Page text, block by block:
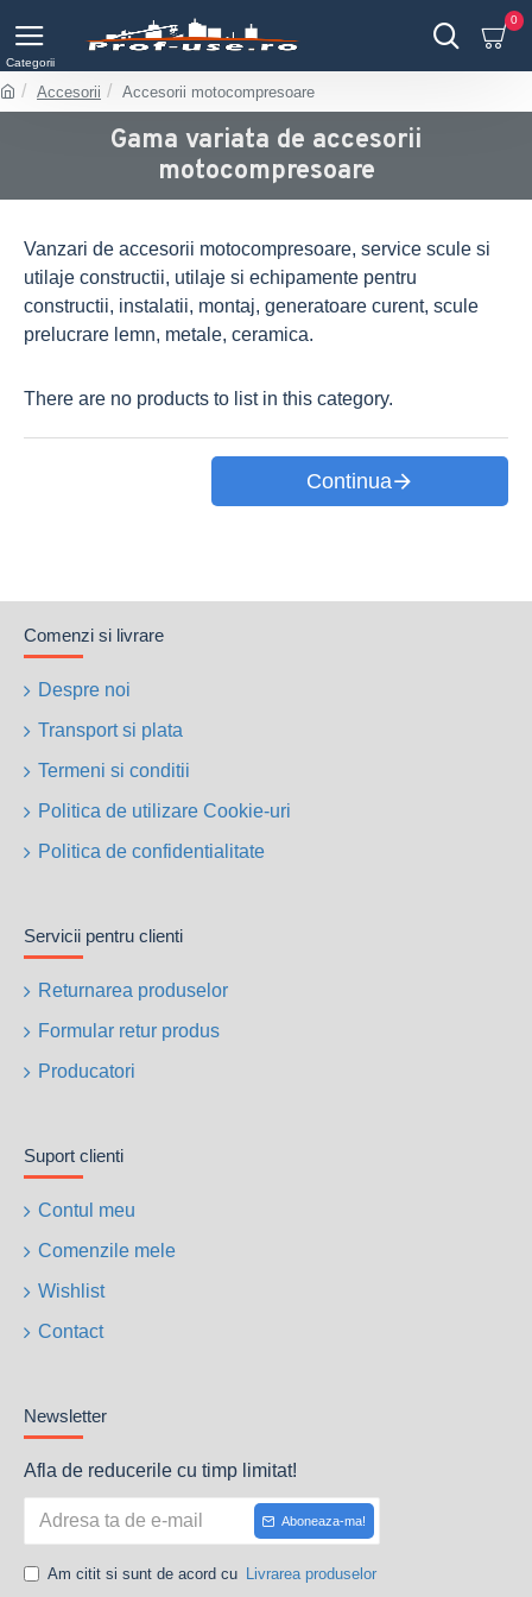
0
Accesorii Accesorii motocompresoare
Gama variata de accesorii
motocompresoare
Vanzari de accesorii motocompresoare, service scule si
utilaje constructii, utilaje si echipamente pentru
constructii, instalatii, montaj, generatoare curent, scule
prelucrare lemn, metale, ceramica.
There are no products to list in this category.
Continua
Comenzi si livrare
Despre noi
Transport si plata
Termeni si conditii
Politica de utilizare Cookie-uri
Politica de confidentialitate
Servicii pentru clienti
Returnarea produselor
Formular retur produs
Producatori
Suport clienti
Contul meu
Comenzile mele
Wishlist
Contact
Newsletter
Afla de reducerile cu timp limitat!
Aboneaza-ma!
Am citit si sunt de acord cu Livrarea produselor